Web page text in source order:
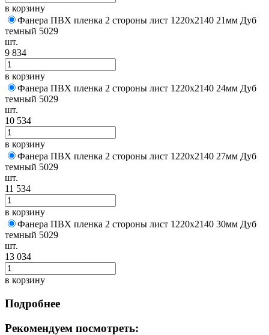
в корзину
Фанера ПВХ пленка 2 стороны лист 1220х2140 21мм Дуб
темный 5029
шт.
9 834
в корзину
Фанера ПВХ пленка 2 стороны лист 1220х2140 24мм Дуб
темный 5029
шт.
10 534
в корзину
Фанера ПВХ пленка 2 стороны лист 1220х2140 27мм Дуб
темный 5029
шт.
11 534
в корзину
Фанера ПВХ пленка 2 стороны лист 1220х2140 30мм Дуб
темный 5029
шт.
13 034
в корзину
Подробнее
Рекомендуем посмотреть: